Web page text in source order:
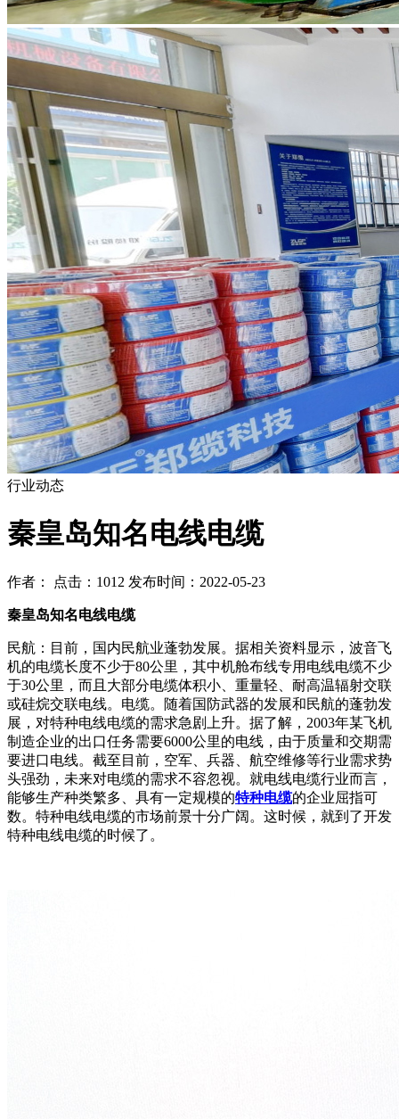
行业动态
秦皇岛知名电线电缆
作者： 点击：1012 发布时间：2022-05-23
秦皇岛知名电线电缆
民航：目前，国内民航业蓬勃发展。据相关资料显示，波音飞
机的电缆长度不少于80公里，其中机舱布线专用电线电缆不少
于30公里，而且大部分电缆体积小、重量轻、耐高温辐射交联
或硅烷交联电线。电缆。随着国防武器的发展和民航的蓬勃发
展，对特种电线电缆的需求急剧上升。据了解，2003年某飞机
制造企业的出口任务需要6000公里的电线，由于质量和交期需
要进口电线。截至目前，空军、兵器、航空维修等行业需求势
头强劲，未来对电缆的需求不容忽视。就电线电缆行业而言，
能够生产种类繁多、具有一定规模的特种电缆的企业屈指可
数。特种电线电缆的市场前景十分广阔。这时候，就到了开发
特种电线电缆的时候了。